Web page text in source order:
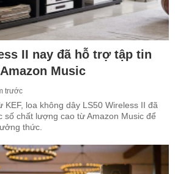
II nay đã hỗ trợ tập tin
Music
trước
loa không dây LS50 Wireless II đã
số chất lượng cao từ Amazon Music để
thức.